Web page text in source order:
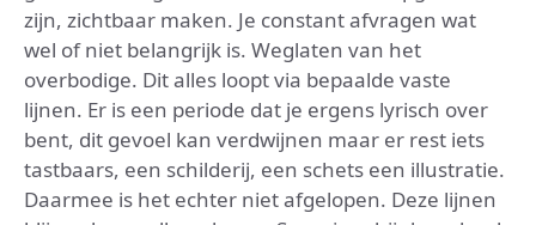
zijn, zichtbaar maken. Je constant afvragen wat
wel of niet belangrijk is. Weglaten van het
overbodige. Dit alles loopt via bepaalde vaste
lijnen. Er is een periode dat je ergens lyrisch over
bent, dit gevoel kan verdwijnen maar er rest iets
tastbaars, een schilderij, een schets een illustratie.
Daarmee is het echter niet afgelopen. Deze lijnen